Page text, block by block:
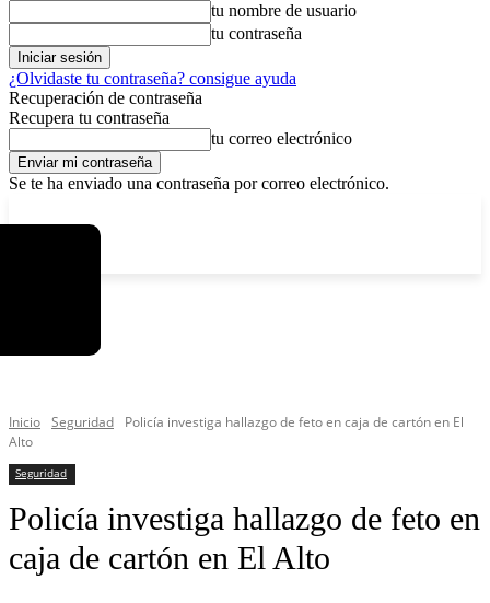
tu nombre de usuario
tu contraseña
¿Olvidaste tu contraseña? consigue ayuda
Recuperación de contraseña
Recupera tu contraseña
tu correo electrónico
Se te ha enviado una contraseña por correo electrónico.
Inicio Seguridad
Policía investiga hallazgo de feto en caja de cartón en El
Alto
Seguridad
Policía investiga hallazgo de feto en
caja de cartón en El Alto